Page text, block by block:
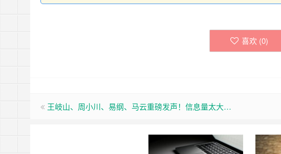
喜欢 (0)
王岐山、周小川、易纲、马云重磅发声！信息量太大…